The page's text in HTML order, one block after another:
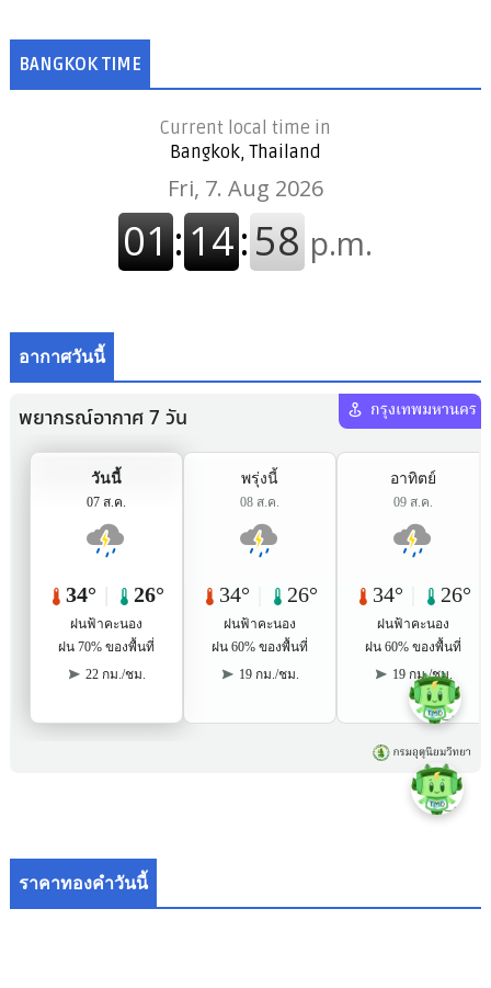
BANGKOK TIME
Current local time in
Bangkok, Thailand
อากาศวันนี้
ราคาทองคำวันนี้